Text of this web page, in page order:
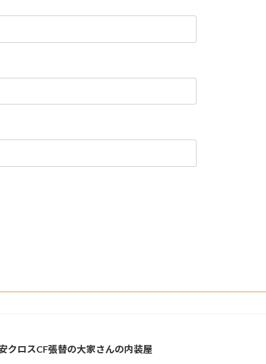
クロスCF張替の大家さんの内装屋